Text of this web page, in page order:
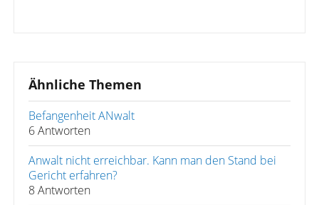
Ähnliche Themen
Befangenheit ANwalt
6 Antworten
Anwalt nicht erreichbar. Kann man den Stand bei
Gericht erfahren?
8 Antworten